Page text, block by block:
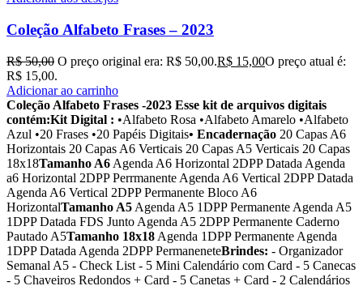
Coleção Alfabeto Frases – 2023
R$50,00 O preço original era: R$ 50,00.R$ 15,00O preço atual é:
R$ 15,00.
Adicionar ao carrinho
Coleção Alfabeto Frases -2023 Esse kit de arquivos digitais
contém:Kit Digital : •Alfabeto Rosa •Alfabeto Amarelo •Alfabeto
Azul •20 Frases •20 Papéis Digitais• Encadernação 20 Capas A6
Horizontais 20 Capas A6 Verticais 20 Capas A5 Verticais 20 Capas
18x18Tamanho A6 Agenda A6 Horizontal 2DPP Datada Agenda
a6 Horizontal 2DPP Perrmanente Agenda A6 Vertical 2DPP Datada
Agenda A6 Vertical 2DPP Permanente Bloco A6
HorizontalTamanho A5 Agenda A5 1DPP Permanente Agenda A5
1DPP Datada FDS Junto Agenda A5 2DPP Permanente Caderno
Pautado A5Tamanho 18x18 Agenda 1DPP Permanente Agenda
1DPP Datada Agenda 2DPP PermaneneteBrindes: - Organizador
Semanal A5 - Check List - 5 Mini Calendário com Card - 5 Canecas
- 5 Chaveiros Redondos + Card - 5 Canetas + Card - 2 Calendários